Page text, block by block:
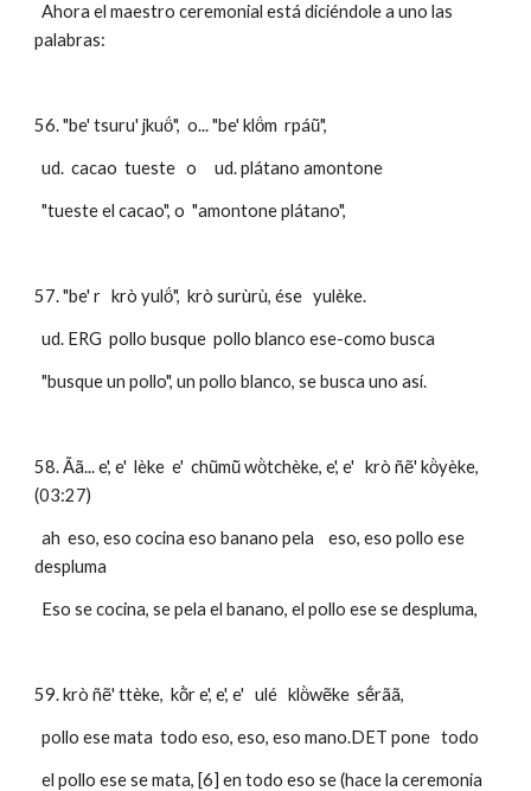
  Ahora el maestro ceremonial está diciéndole a uno las
palabras:
56. "be' tsuru' jkuö́",  o... "be' klö́m  rpáũ",
  ud.  cacao  tueste   o     ud. plátano amontone
  "tueste el cacao", o  "amontone plátano",
57. "be' r   krò yulö́",  krò surùrù, ése   yulèke.
  ud. ERG  pollo busque  pollo blanco ese-como busca
  "busque un pollo", un pollo blanco, se busca uno así.
58. Ãã... e', e'  lèke  e'  chũmũ̀ wö̀tchèke, e', e'   krò ñẽ' kö̀yèke,
(03:27)
  ah  eso, eso cocina eso banano pela    eso, eso pollo ese
despluma
  Eso se cocina, se pela el banano, el pollo ese se despluma,
59. krò ñẽ' ttèke,  kõ̀r e', e', e'   ulé   klö̀wẽke  sẽ́rãã,
  pollo ese mata  todo eso, eso, eso mano.DET pone   todo
  el pollo ese se mata, [6] en todo eso se (hace la ceremonia